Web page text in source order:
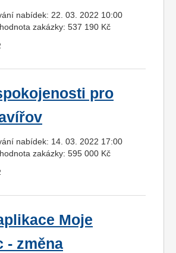
nabídek: 22. 03. 2022 10:00
zakázky: 537 190 Kč
pro
nabídek: 14. 03. 2022 17:00
zakázky: 595 000 Kč
Moje
- změna